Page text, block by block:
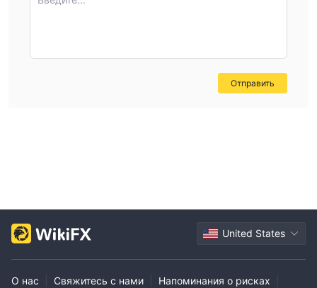
курсы, вебинары, электронные книги и курсы для
обучения. с другой стороны, для исследований у него есть
экономический календарь, отчеты и анализ рынка.
Отправить
United States
О нас Свяжитесь с нами Напоминания о рисках